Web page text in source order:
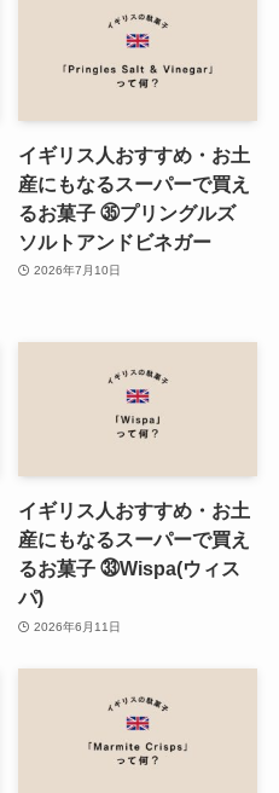
イギリス人おすすめ・お土
産にもなるスーパーで買え
るお菓子 ㉟プリングルズ
ソルトアンドビネガー
2026年7月10日
イギリス人おすすめ・お土
産にもなるスーパーで買え
るお菓子 ㉝Wispa(ウィス
パ)
2026年6月11日